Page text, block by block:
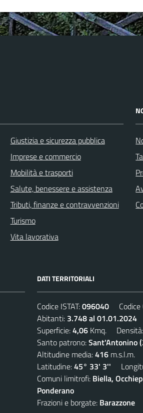
Giustizia e sicurezza pubblica
Imprese e commercio
Mobilità e trasporti
Salute, benessere e assistenza
Tributi, finanze e contravvenzioni
Turismo
Vita lavorativa
DATI TERRITORIALI
Codice ISTAT:096040 Codice
Abitanti: 3.748 al 01.01.2024
Superficie:4,06 Kmq. Densità:
Santo patrono:Sant'Antonino
Altitudine media:416 m.s.l.m.
Latitudine:45° 33' 3''
Comuni limitrofi: Biella,
Ponderano
Frazioni e borgate: Barazzone